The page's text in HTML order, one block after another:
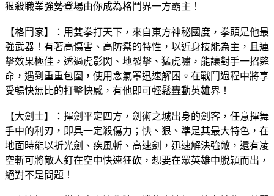
狠殺職業強勢登場由你成為格鬥界一方霸主！
【格鬥家】：用雙拳打天下，來自東方神秘國度，拳頭是他最
強武器！有著高傷害、高防禦的特性，以近身技能為主，且連
擊效果極佳，透過虎影閃、地裂擊、猛虎嘯，能讓對手一招斃
命，遇到重重包圍，使用念氣罩迅速解困。在戰鬥過程中將享
受暢快無比的打擊快感，有他即可輕鬆轟動英雄界！
【大劍士】：揮劍平定四方，劍術之城出身的劍客，任意揮舞
手中的利刃，即具一定殺傷力；快、狠、準是其最大特色，在
地面時能以折光劍、疾風斬、高速劍，迅速解決強敵，還有凌
空斬可將敵人釘在空中快速狂砍，想要在眾英雄中脫穎而出，
絕對不是問題！